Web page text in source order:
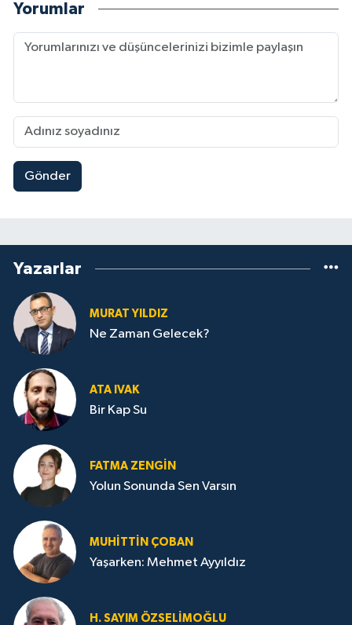
Yorumlar
Gönder
Yazarlar
MURAT YILDIZ
Ne Zaman Gelecek?
ATA IVAK
Bir Kap Su
FATMA ZENGIN
Yolun Sonunda Sen Varsın
MUHITTIN ÇOBAN
Yaşarken: Mehmet Ayyıldız
H. SAYIM ÖZSELİMOĞLU